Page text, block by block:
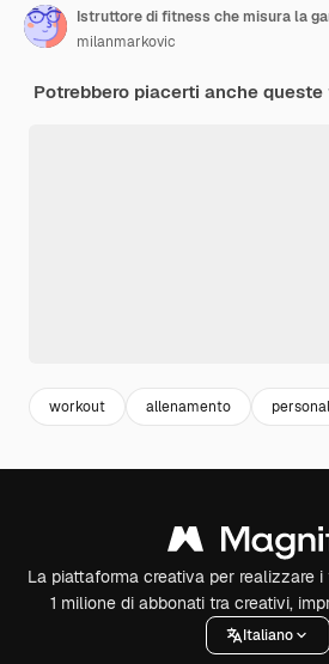
milanmarkovic
Potrebbero piacerti anche queste
workout allenamento
La piattaforma creativa per realizzare
1 milione di abbonati tra creativi,
Italiano